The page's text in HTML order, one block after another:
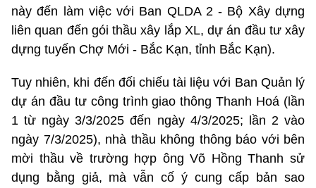
này đến làm việc với Ban QLDA 2 - Bộ Xây dựng
liên quan đến gói thầu xây lắp XL, dự án đầu tư xây
dựng tuyến Chợ Mới - Bắc Kạn, tỉnh Bắc Kạn).
Tuy nhiên, khi đến đối chiếu tài liệu với Ban Quản lý
dự án đầu tư công trình giao thông Thanh Hoá (lần
1 từ ngày 3/3/2025 đến ngày 4/3/2025; lần 2 vào
ngày 7/3/2025), nhà thầu không thông báo với bên
mời thầu về trường hợp ông Võ Hồng Thanh sử
dụng bằng giả, mà vẫn cố ý cung cấp bản sao